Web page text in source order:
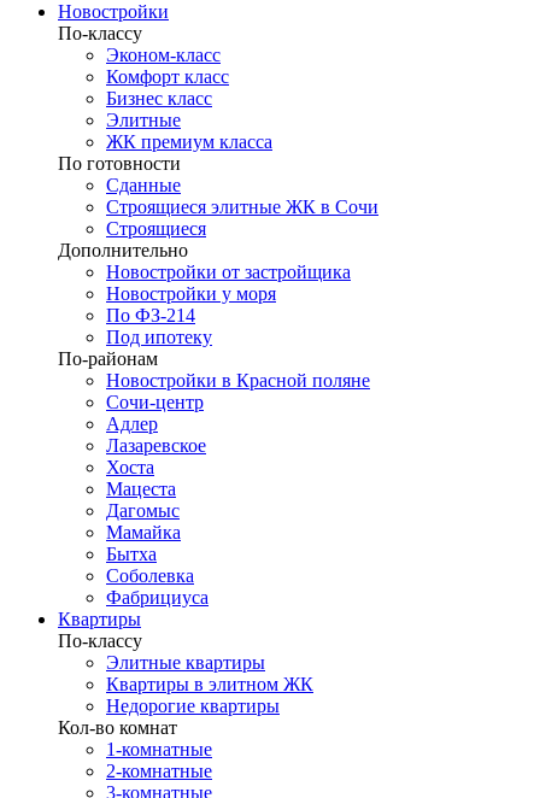
Новостройки
По-классу
Эконом-класс
Комфорт класс
Бизнес класс
Элитные
ЖК премиум класса
По готовности
Сданные
Строящиеся элитные ЖК в Сочи
Строящиеся
Дополнительно
Новостройки от застройщика
Новостройки у моря
По ФЗ-214
Под ипотеку
По-районам
Новостройки в Красной поляне
Сочи-центр
Адлер
Лазаревское
Хоста
Мацеста
Дагомыс
Мамайка
Бытха
Соболевка
Фабрициуса
Квартиры
По-классу
Элитные квартиры
Квартиры в элитном ЖК
Недорогие квартиры
Кол-во комнат
1-комнатные
2-комнатные
3-комнатные